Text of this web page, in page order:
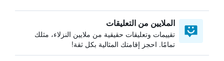
الملايين من التعليقات
تقييمات وتعليقات حقيقية من ملايين النزلاء، مثلك
تمامًا. احجز إقامتك المثالية بكل ثقة!